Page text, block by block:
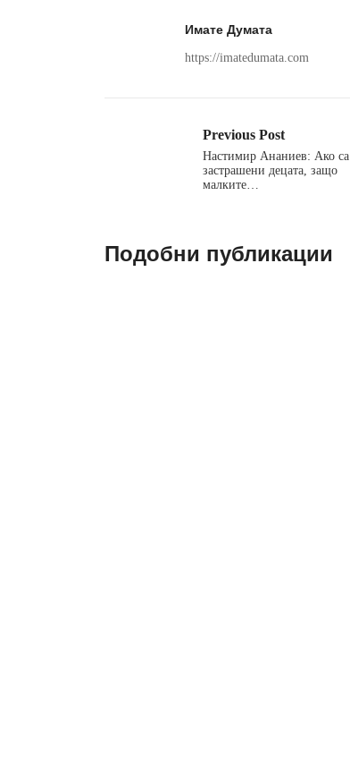
Имате Думата
https://imatedumata.com
Previous Post
Настимир Ананиев: Ако са
застрашени децата, защо
малките…
Подобни публикации